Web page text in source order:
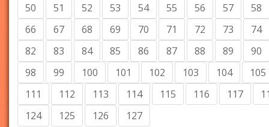
50
51 52 53 54 55 56 57
58
66
67 68 69 70 71 72 73
74
82
83 84 85 86 87 88 89
90
98
99 100 101 102 103 104
105
111
112 113 114 115 116 117
124
125 126 127